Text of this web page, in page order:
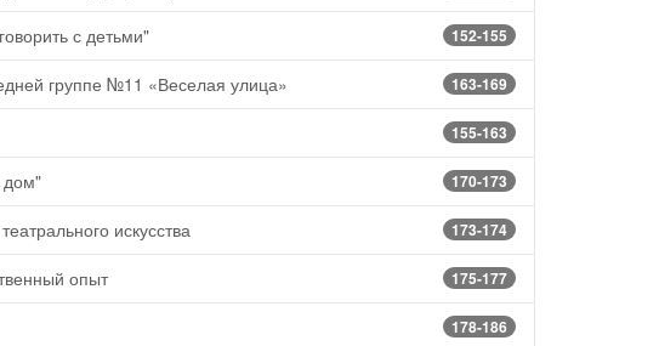
с детьми" 152-155
группе №11 «Веселая улица» 163-169
155-163
дом" 170-173
искусства 173-174
опыт 175-177
178-186